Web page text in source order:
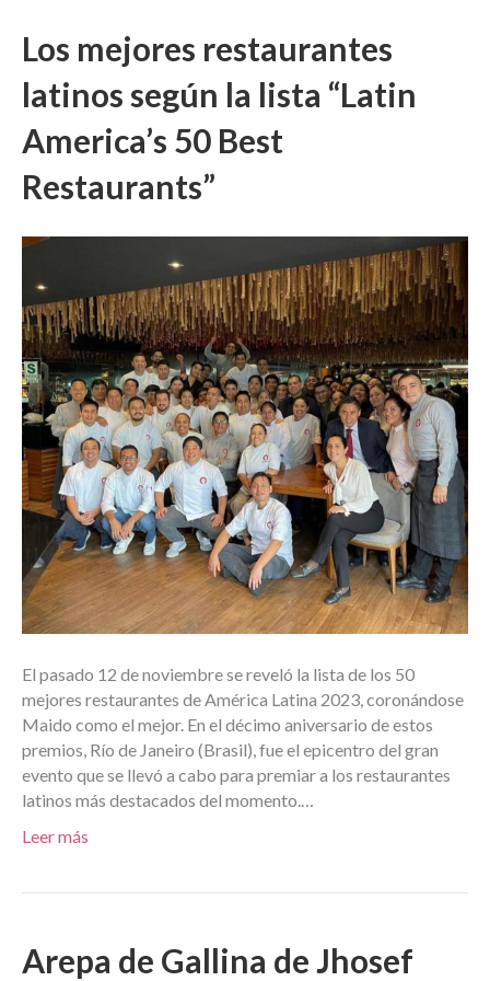
Los mejores restaurantes
latinos según la lista “Latin
America’s 50 Best
Restaurants”
El pasado 12 de noviembre se reveló la lista de los 50
mejores restaurantes de América Latina 2023, coronándose
Maido como el mejor. En el décimo aniversario de estos
premios, Río de Janeiro (Brasil), fue el epicentro del gran
evento que se llevó a cabo para premiar a los restaurantes
latinos más destacados del momento.…
Leer más
Arepa de Gallina de Jhosef